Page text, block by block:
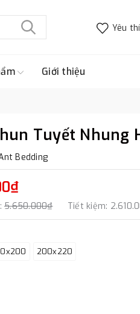
Yêu
Giới thiệu
Tuyết Nhung
Bedding
5.650.000₫ Tiết kiệm:
200x220